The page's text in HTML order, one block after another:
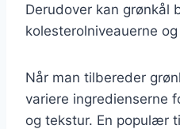
Derudover kan grønkål
kolesterolniveauerne
Når man tilbereder
variere ingredienserne
og tekstur. En populær